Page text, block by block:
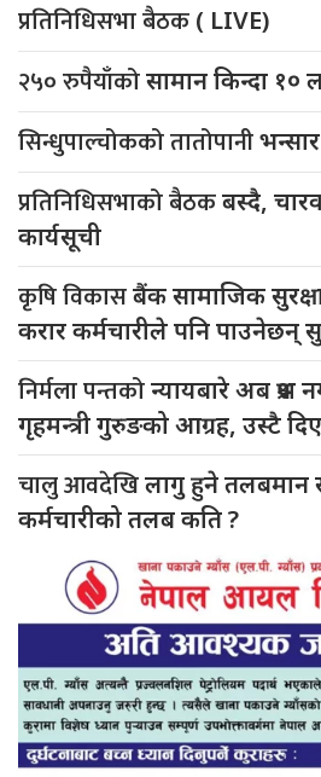
प्रतिनिधिसभा बैठक ( LIVE)
२५० रुपैयाँकोसामान किन्दा १०
सिन्धुपाल्चोकको तातोपानी
प्रतिनिधिसभाको बैठकबस्दै,
कार्यसूची
कृषि विकासबैंक सामाजिक
करार कर्मचारीले पनि पाउनेछन्
निर्मला पन्तकोन्यायबारे अब
गृहमन्त्री गुरुङको आग्रह, उस्टै
चालु आवदेखिलागु हुने तलबमान
कर्मचारीको तलब कति ?